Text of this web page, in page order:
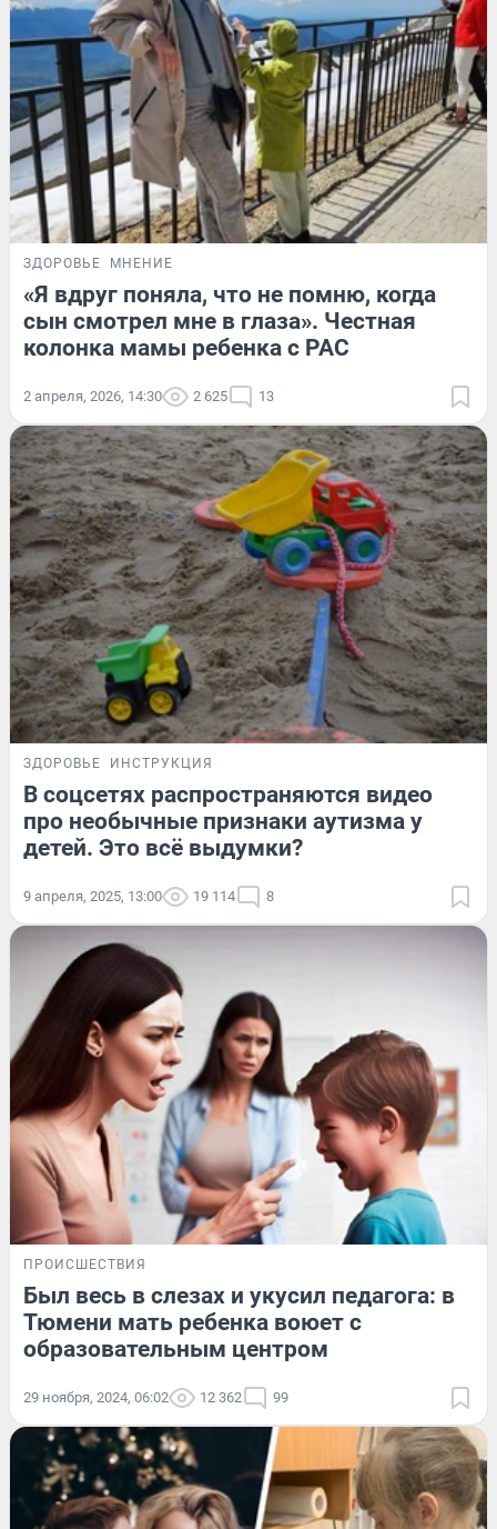
ЗДОРОВЬЕ МНЕНИЕ
«Я вдруг поняла, что не помню, когда
сын смотрел мне в глаза». Честная
колонка мамы ребенка с РАС
2 апреля, 2026, 14:30 2 625 13
ЗДОРОВЬЕ ИНСТРУКЦИЯ
В соцсетях распространяются видео
про необычные признаки аутизма у
детей. Это всё выдумки?
9 апреля, 2025, 13:00 19 114 8
ПРОИСШЕСТВИЯ
Был весь в слезах и укусил педагога: в
Тюмени мать ребенка воюет с
образовательным центром
29 ноября, 2024, 06:02 12 362 99